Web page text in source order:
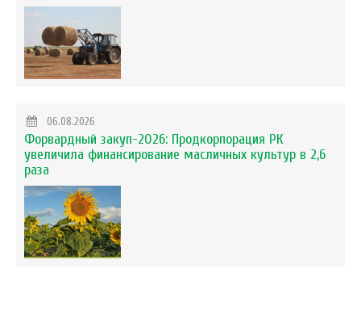
06.08.2026
Форвардный закуп-2026: Продкорпорация РК
увеличила финансирование масличных культур в 2,6
раза